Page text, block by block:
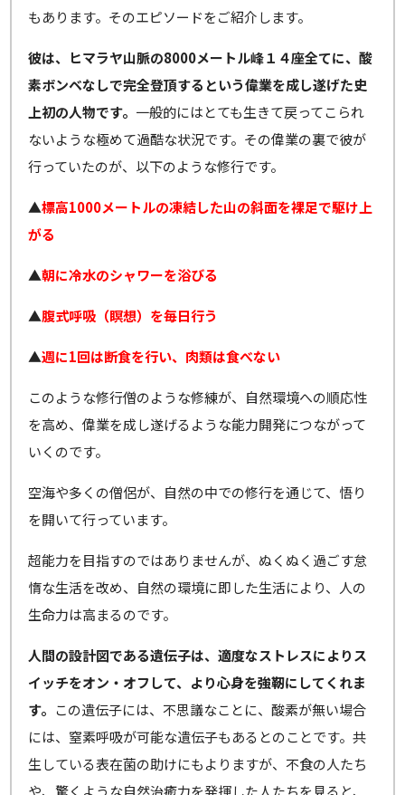
もあります。そのエピソードをご紹介します。
彼は、ヒマラヤ山脈の8000メートル峰１４座全てに、酸
素ボンベなしで完全登頂するという偉業を成し遂げた史
上初の人物です。 一般的にはとても生きて戻ってこられ
ないような極めて過酷な状況です。その偉業の裏で彼が
行っていたのが、以下のような修行です。
▲標高1000メートルの凍結した山の斜面を裸足で駆け上
がる
▲朝に冷水のシャワーを浴びる
▲腹式呼吸（瞑想）を毎日行う
▲週に1回は断食を行い、肉類は食べない
このような修行僧のような修練が、自然環境への順応性
を高め、偉業を成し遂げるような能力開発につながって
いくのです。
空海や多くの僧侶が、自然の中での修行を通じて、悟り
を開いて行っています。
超能力を目指すのではありませんが、ぬくぬく過ごす怠
惰な生活を改め、自然の環境に即した生活により、人の
生命力は高まるのです。
人間の設計図である遺伝子は、適度なストレスによりス
イッチをオン・オフして、より心身を強靭にしてくれま
す。 この遺伝子には、不思議なことに、酸素が無い場合
には、窒素呼吸が可能な遺伝子もあるとのことです。共
生している表在菌の助けにもよりますが、不食の人たち
や、驚くような自然治癒力を発揮した人たちを見ると、